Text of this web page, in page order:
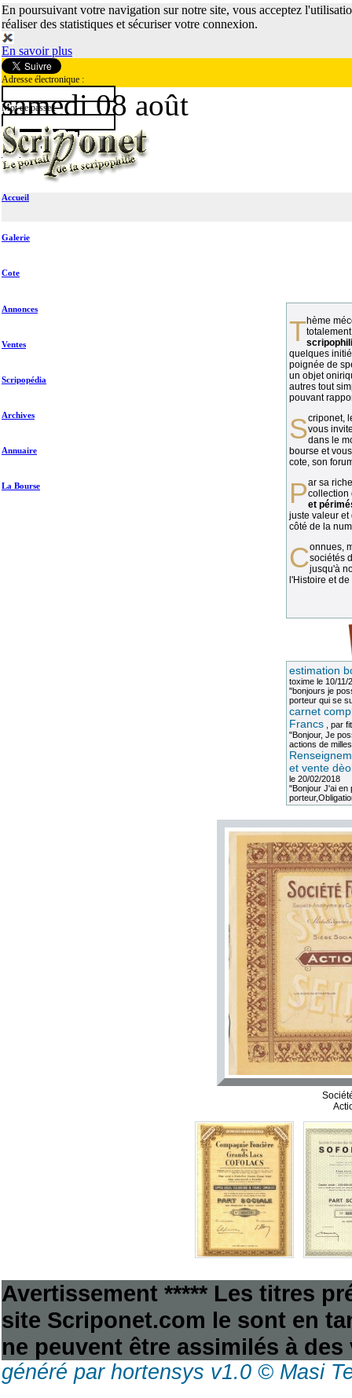
En poursuivant votre navigation sur notre site, vous acceptez
réaliser des statistiques et sécuriser votre connexion.
En savoir plus
Adresse électronique :
Mot de passe :
samedi 08 août
Accueil
Galerie
Cote
Annonces
Ventes
Scripopédia
Archives
Annuaire
La Bourse
Thème méconnu des collectionneurs et
quelques
poignée de
un objet
autres tout
pouvant
vous
dans le
bourse et
cote, son
Par sa richesse et sa diversité, lacollection
et
juste valeur et
côté de la
Connues, méconnues, ou inconnues, lessociétés
jusqu'à
l'Histoire et
estimation
toximele 10/11/
"bonjours je
porteur qui se
carnet
Francs, par
"Bonjour, Je
actions de
et vente
le 20/02/2018
"Bonjour J'ai en
Avertissement ***** Les titres
site Scriponet.com le sont en
ne peuvent être assimilés à
généré par hortensys v1.0 © Masi